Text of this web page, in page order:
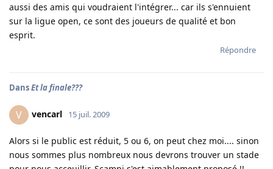
aussi des amis qui voudraient l'intégrer... car ils s'ennuient
sur la ligue open, ce sont des joueurs de qualité et bon
esprit.
Répondre
DansEt la finale???
V vencarl 15 juil. 2009
Alors si le public est réduit, 5 ou 6, on peut chez moi.... sinon
nous sommes plus nombreux nous devrons trouver un stade